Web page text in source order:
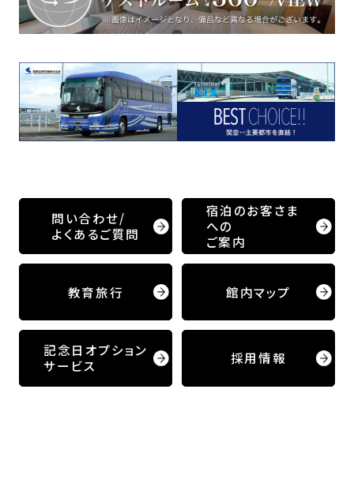
問い合わせ/
よくあるご質問
宿泊のお客さま
への
ご案内
教育旅行 館内マップ
記念日オプション
サービス
採用情報